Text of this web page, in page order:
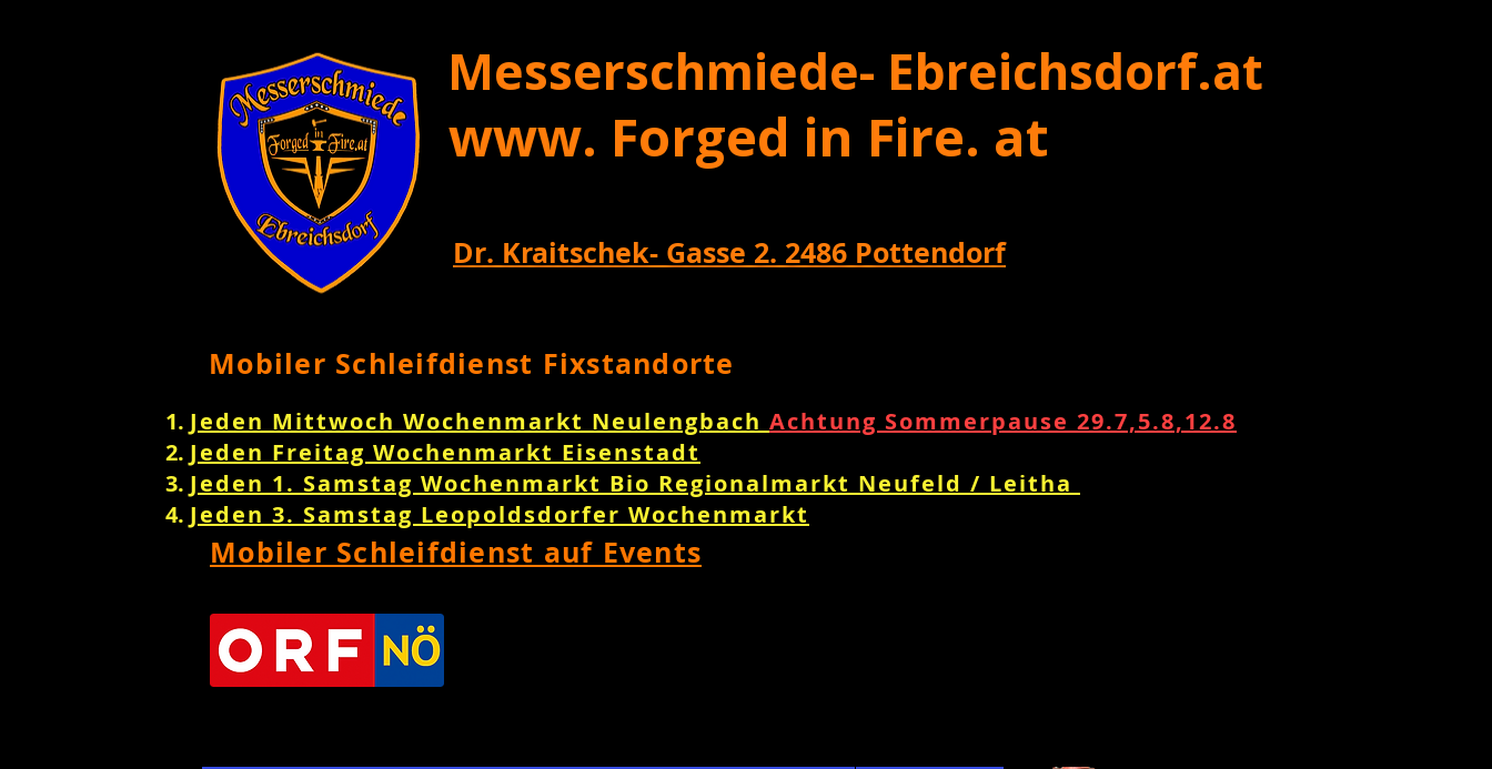
Messerschmiede- Ebreichsdorf.at
www. Forged in Fire. at
Dr. Kraitschek- Gasse 2. 2486 Pottendorf
Mobiler Schleifdienst Fixstandorte
Jeden Mittwoch Wochenmarkt Neulengbach Achtung Sommerpause 29.7,5.8,12.8
Jeden Freitag Wochenmarkt Eisenstadt
Jeden 1. Samstag Wochenmarkt Bio Regionalmarkt Neufeld / Leitha
Jeden 3. Samstag Leopoldsdorfer Wochenmarkt
Mobiler Schleifdienst auf Events